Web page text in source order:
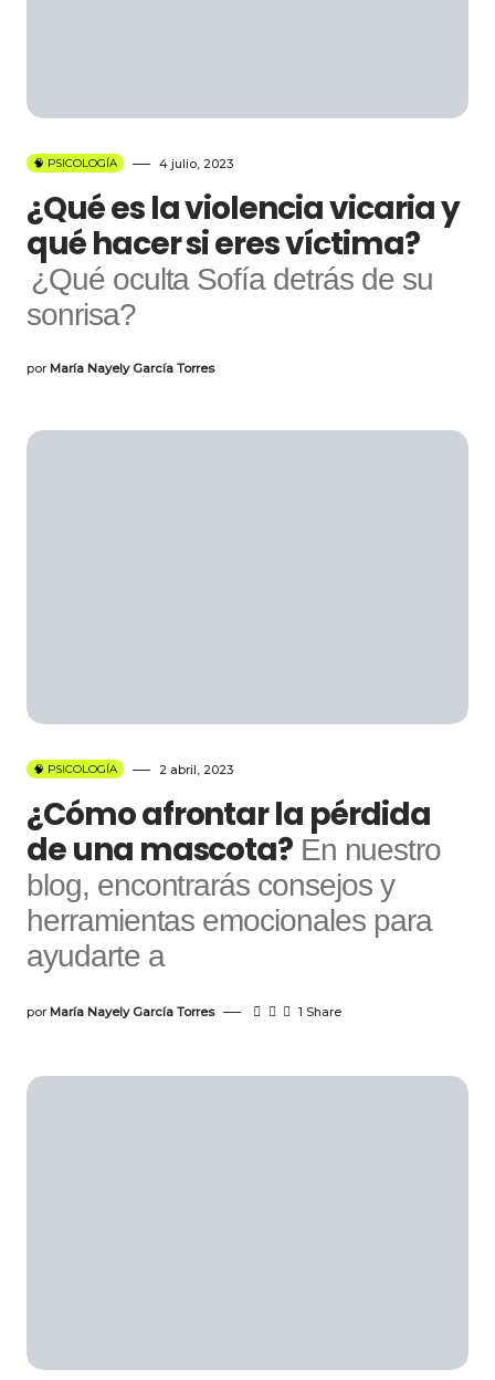
🧠 PSICOLOGÍA 4 julio, 2023
¿Qué es la violencia vicaria y
qué hacer si eres víctima?
¿Qué oculta Sofía detrás de su
sonrisa?
por María Nayely García Torres
🧠 PSICOLOGÍA 2 abril, 2023
¿Cómo afrontar la pérdida
de una mascota? En nuestro
blog, encontrarás consejos y
herramientas emocionales para
ayudarte a
por María Nayely García Torres 1 Share